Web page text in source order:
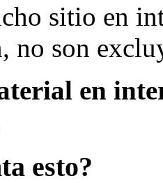
sitio en
no son
en
esto?